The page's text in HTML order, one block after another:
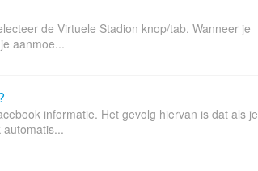
de Virtuele Stadion knop/tab. Wanneer je
aanmoe...
informatie. Het gevolg hiervan is dat als je